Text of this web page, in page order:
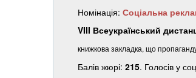
Номінація: Соціальна
VIII Всеукраїнський
книжкова закладка, що
Балів жюрі: 215. Голосів у